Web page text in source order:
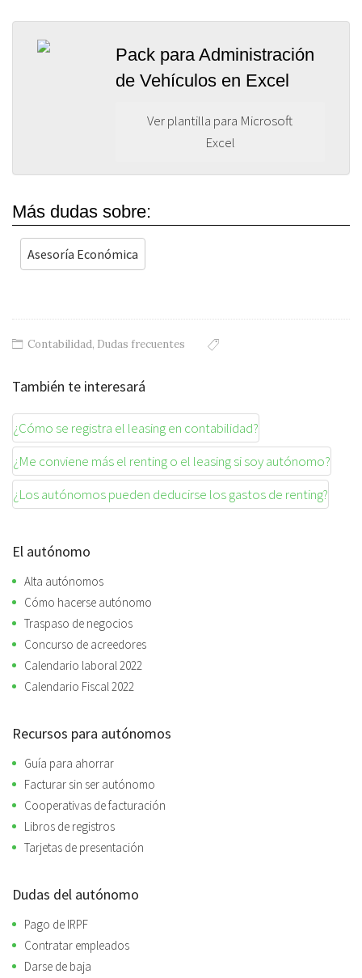
Pack para Administración
de Vehículos en Excel
Ver plantilla para Microsoft
Excel
Más dudas sobre:
Asesoría Económica
Contabilidad, Dudas frecuentes
También te interesará
¿Cómo se registra el leasing en contabilidad?
¿Me conviene más el renting o el leasing si soy autónomo?
¿Los autónomos pueden deducirse los gastos de renting?
El autónomo
Alta autónomos
Cómo hacerse autónomo
Traspaso de negocios
Concurso de acreedores
Calendario laboral 2022
Calendario Fiscal 2022
Recursos para autónomos
Guía para ahorrar
Facturar sin ser autónomo
Cooperativas de facturación
Libros de registros
Tarjetas de presentación
Dudas del autónomo
Pago de IRPF
Contratar empleados
Darse de baja